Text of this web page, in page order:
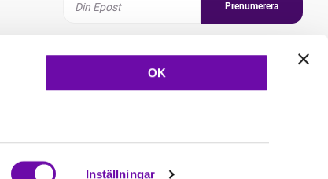
Inställningar
OK
Prenumerera
Copyright © 2026 ZannaZ Skapad med